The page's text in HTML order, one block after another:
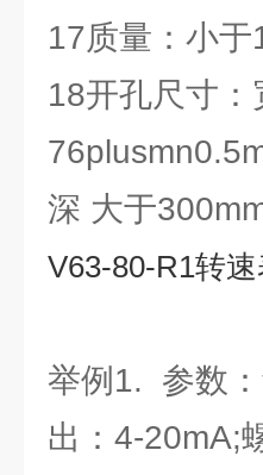
17质量：小于
18开孔尺寸
深 大于
V63-80-R1转速
举例1. 参数
出：4-20mA;